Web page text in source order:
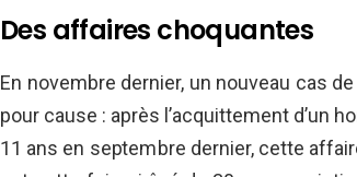
Des affaires choquantes
En novembre dernier, un nouveau cas
pour cause : après l’acquittement d’un
11 ans en septembre dernier, cette